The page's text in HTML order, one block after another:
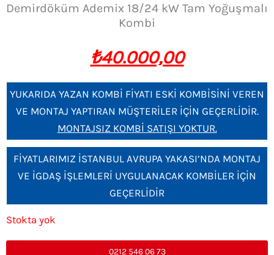
Demirdöküm Ademix 18/24 kW Tam Yoğuşmalı
Kombi
₺40.000,00
YUKARIDA YAZAN KOMBİ FİYATI ESKİ KOMBİSİNİ VEREN
VE MONTAJ YAPTIRAN MÜŞTERİLER İÇİN GEÇERLİDİR.
MONTAJSIZ KOMBİ SATIŞI YOKTUR.
FİYATLARIMIZ İSTANBUL AVRUPA YAKASI’NDA MONTAJ
VE İGDAŞ İŞLEMLERİ UYGULANACAK KOMBİLER İÇİN
GEÇERLİDİR
Stokta yok
0212 546 06 73